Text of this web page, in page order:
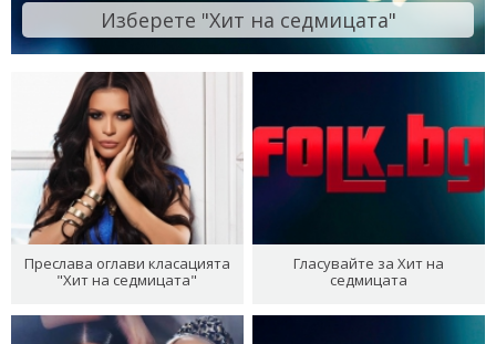
Изберете "Хит на седмицата"
Преслава оглави класацията
"Хит на седмицата"
Гласувайте за Хит на
седмицата